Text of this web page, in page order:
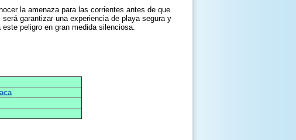
la amenaza para las corrientes antes de que
garantizar una experiencia de playa segura y
peligro en gran medida silenciosa.